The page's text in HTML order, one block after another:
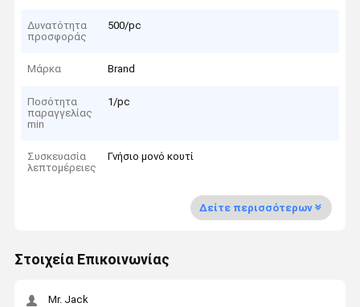
Δυνατότητα
προσφοράς
500/pc
Μάρκα Brand
Ποσότητα
παραγγελίας
min
1/pc
Συσκευασία
λεπτομέρειες
Γνήσιο μονό κουτί
Δείτε περισσότερων
Στοιχεία Επικοινωνίας
Mr. Jack